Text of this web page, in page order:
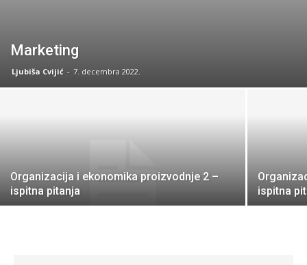
Marketing
Ljubiša Cvijić - 7. decembra 2022.
Organizacija i ekonomika proizvodnje 2 –
ispitna pitanja
ispitna